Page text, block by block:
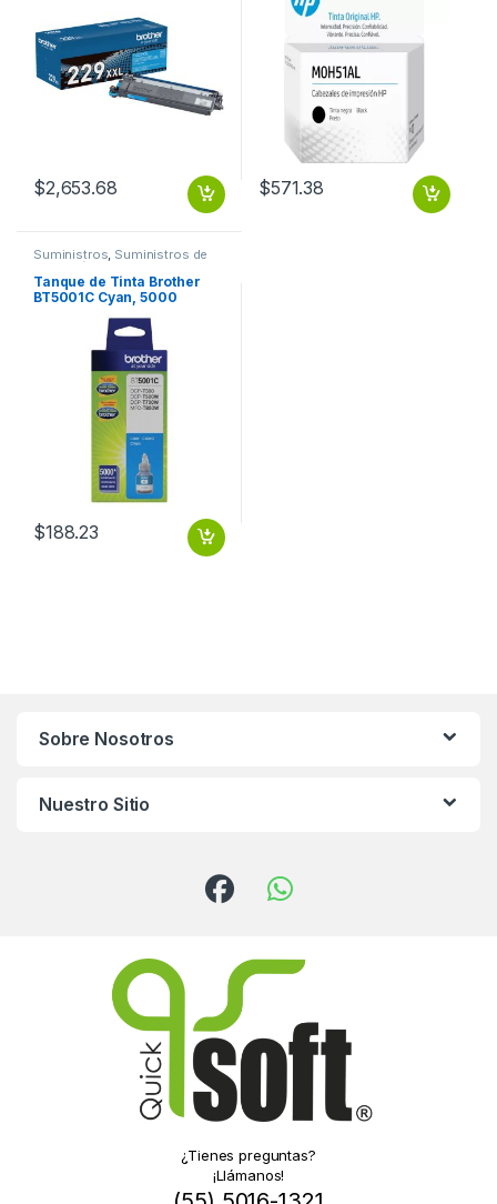
$2,653.68 $571.38
Suministros, Suministros de
Impresión
Tanque de Tinta Brother
BT5001C Cyan, 5000
$188.23
Sobre Nosotros
Nuestro Sitio
¿Tienes preguntas?
¡Llámanos!